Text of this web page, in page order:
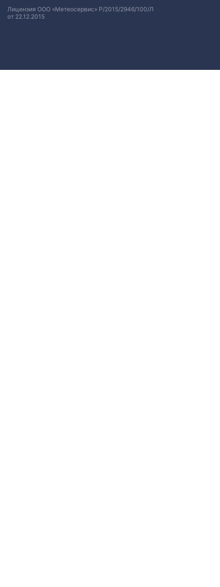
Лицензия ООО «Метеосервис» Р/2015/2946/100/Л
от 22.12.2015